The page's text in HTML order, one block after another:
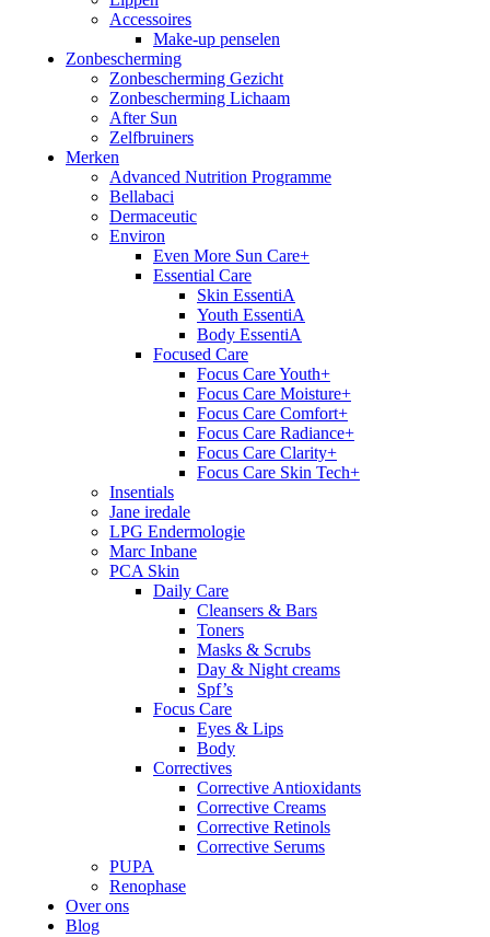
Accessoires
Make-up penselen
Zonbescherming
Zonbescherming Gezicht
Zonbescherming Lichaam
After Sun
Zelfbruiners
Merken
Advanced Nutrition Programme
Bellabaci
Dermaceutic
Environ
Even More Sun Care+
Essential Care
Skin EssentiA
Youth EssentiA
Body EssentiA
Focused Care
Focus Care Youth+
Focus Care Moisture+
Focus Care Comfort+
Focus Care Radiance+
Focus Care Clarity+
Focus Care Skin Tech+
Insentials
Jane iredale
LPG Endermologie
Marc Inbane
PCA Skin
Daily Care
Cleansers & Bars
Toners
Masks & Scrubs
Day & Night creams
Spf’s
Focus Care
Eyes & Lips
Body
Correctives
Corrective Antioxidants
Corrective Creams
Corrective Retinols
Corrective Serums
PUPA
Renophase
Over ons
Blog